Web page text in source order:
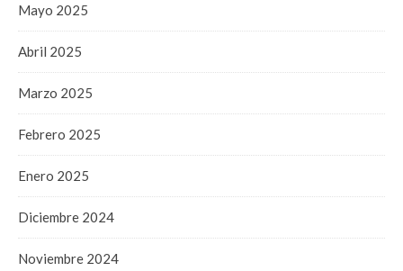
Mayo 2025
Abril 2025
Marzo 2025
Febrero 2025
Enero 2025
Diciembre 2024
Noviembre 2024